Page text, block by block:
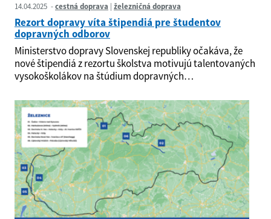
14.04.2025 cestná doprava železničná doprava
Rezort dopravy víta štipendiá pre študentov
dopravných odborov
Ministerstvo dopravy Slovenskej republiky očakáva, že
nové štipendiá z rezortu školstva motivujú talentovaných
vysokoškolákov na štúdium dopravných…